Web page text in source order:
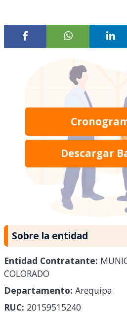
Descargar
Sobre la entidad
Entidad Contratante:
COLORADO
Departamento: Arequipa
RUC: 20159515240